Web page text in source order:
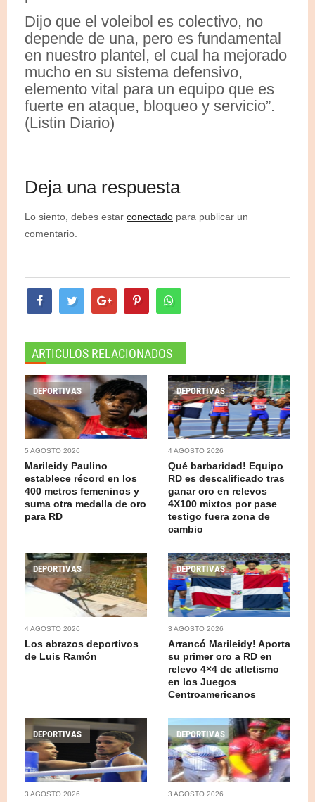
Dijo que el voleibol es colectivo, no
depende de una, pero es fundamental
en nuestro plantel, el cual ha mejorado
mucho en su sistema defensivo,
elemento vital para un equipo que es
fuerte en ataque, bloqueo y servicio”.
(Listin Diario)
Deja una respuesta
Lo siento, debes estar conectado para publicar un
comentario.
ARTICULOS RELACIONADOS
DEPORTIVAS
5 AGOSTO 2026
Marileidy Paulino
establece récord en los
400 metros femeninos y
suma otra medalla de oro
para RD
DEPORTIVAS
4 AGOSTO 2026
Qué barbaridad! Equipo
RD es descalificado tras
ganar oro en relevos
4X100 mixtos por pase
testigo fuera zona de
cambio
DEPORTIVAS
4 AGOSTO 2026
Los abrazos deportivos
de Luis Ramón
DEPORTIVAS
3 AGOSTO 2026
Arrancó Marileidy! Aporta
su primer oro a RD en
relevo 4×4 de atletismo
en los Juegos
Centroamericanos
DEPORTIVAS
3 AGOSTO 2026
DEPORTIVAS
3 AGOSTO 2026